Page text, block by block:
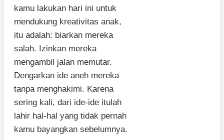
kamu lakukan hari ini untuk
mendukung kreativitas anak,
itu adalah: biarkan mereka
salah. Izinkan mereka
mengambil jalan memutar.
Dengarkan ide aneh mereka
tanpa menghakimi. Karena
sering kali, dari ide-ide itulah
lahir hal-hal yang tidak pernah
kamu bayangkan sebelumnya.